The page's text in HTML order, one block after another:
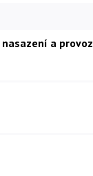
a provoz